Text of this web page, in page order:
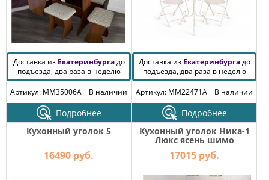
Доставка из Екатеринбургадо
подъезда, два раза в неделю
Артикул: MM35006A
В наличии
Подробнее
Доставка из Екатеринбургадо
подъезда, два раза в неделю
Артикул: MM22471A
В наличии
Подробнее
Кухонный уголок 5
16490 руб.
Кухонный уголок Ника-1
Люкс ясень шимо
светлый-коричневый
17015 руб.